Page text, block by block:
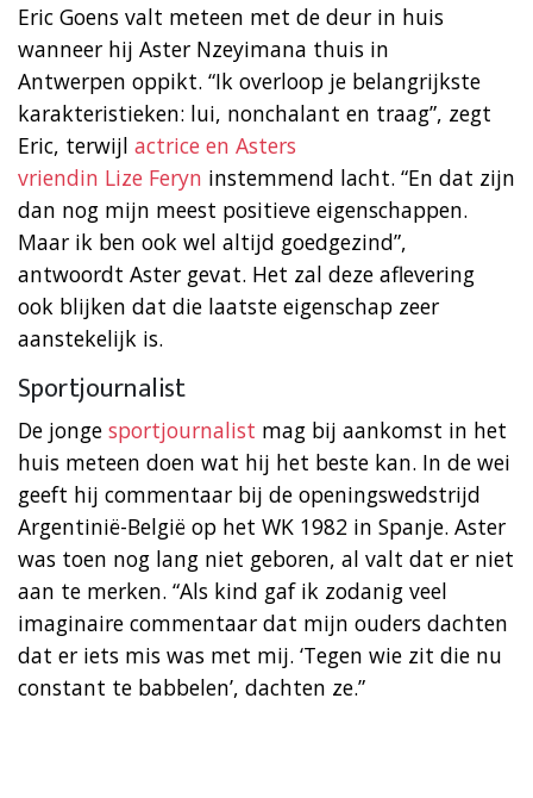
Eric Goens valt meteen met de deur in huis
wanneer hij Aster Nzeyimana thuis in
Antwerpen oppikt. “Ik overloop je belangrijkste
karakteristieken: lui, nonchalant en traag”, zegt
Eric, terwijl actrice en Asters
vriendin Lize Feryn instemmend lacht. “En dat zijn
dan nog mijn meest positieve eigenschappen.
Maar ik ben ook wel altijd goedgezind”,
antwoordt Aster gevat. Het zal deze aflevering
ook blijken dat die laatste eigenschap zeer
aanstekelijk is.
Sportjournalist
De jonge sportjournalist mag bij aankomst in het
huis meteen doen wat hij het beste kan. In de wei
geeft hij commentaar bij de openingswedstrijd
Argentinië-België op het WK 1982 in Spanje. Aster
was toen nog lang niet geboren, al valt dat er niet
aan te merken. “Als kind gaf ik zodanig veel
imaginaire commentaar dat mijn ouders dachten
dat er iets mis was met mij. ‘Tegen wie zit die nu
constant te babbelen’, dachten ze.”